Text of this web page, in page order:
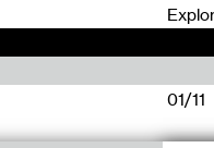
01/11